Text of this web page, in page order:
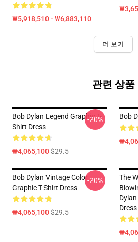
₩5,918,510 - ₩6,883,110
더 보기
관련 상품
Bob Dylan Legend Graphic T-
Shirt Dress
₩4,065,100$29.5
-20% Bob
Bob Dylan Vintage Color
Graphic T-Shirt Dress
₩4,065,100$29.5
-20%
The
Dress